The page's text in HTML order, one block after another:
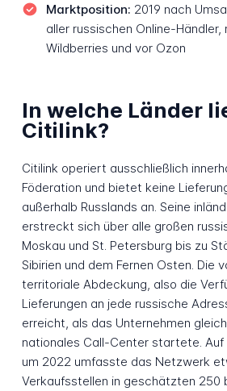
Marktposition: 2019 nach
aller russischen Online-Händler,
Wildberries und vor Ozon
In welche Länder
Citilink?
Citilink operiert ausschließlich
Föderation und bietet keine
außerhalb Russlands an. Seine
erstreckt sich über alle großen
Moskau und St. Petersburg bis zu
Sibirien und dem Fernen Osten. Die
territoriale Abdeckung, also die
Lieferungen an jede russische
erreicht, als das Unternehmen
nationales Call-Center startete. Auf
um 2022 umfasste das Netzwerk
Verkaufsstellen in geschätzten 250